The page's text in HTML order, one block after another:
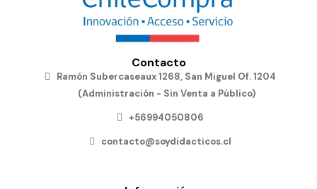
Contacto
Ramón Subercaseaux 1268, San Miguel Of. 1204
(Administración - Sin Venta a Público)
+56994050806
contacto@soydidacticos.cl